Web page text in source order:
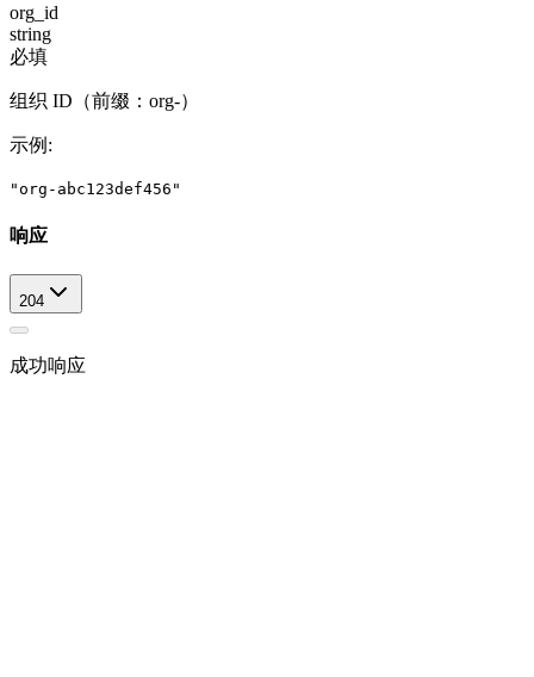
org_id
string
必填
组织 ID（前缀：org-）
示例 :
"org-abc123def456"
响应
204
成功响应